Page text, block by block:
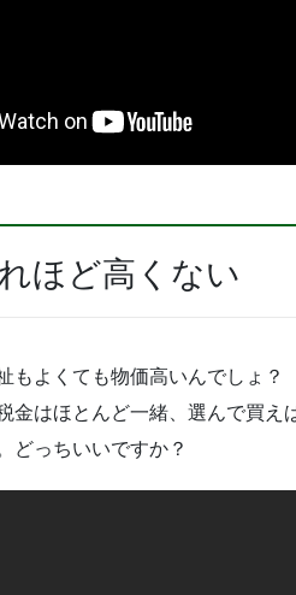
ほど高くない
もよくても物価高いんでしょ
金はほとんど一緒、選んで買
どっちいいですか？